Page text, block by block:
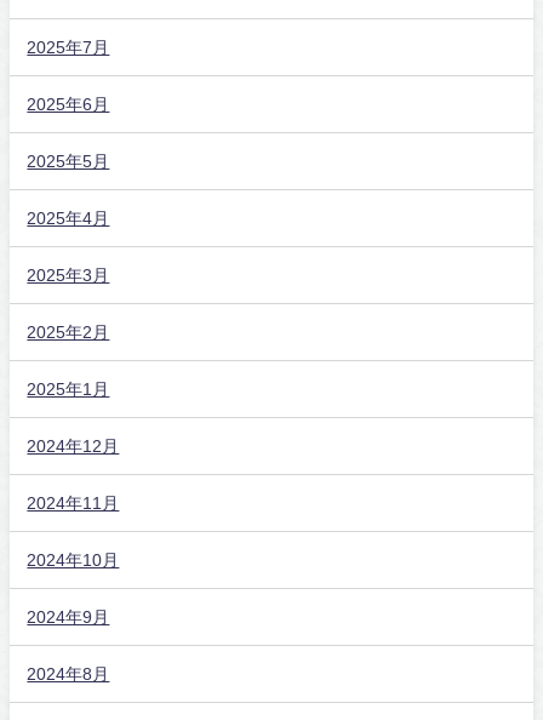
2025年7月
2025年6月
2025年5月
2025年4月
2025年3月
2025年2月
2025年1月
2024年12月
2024年11月
2024年10月
2024年9月
2024年8月